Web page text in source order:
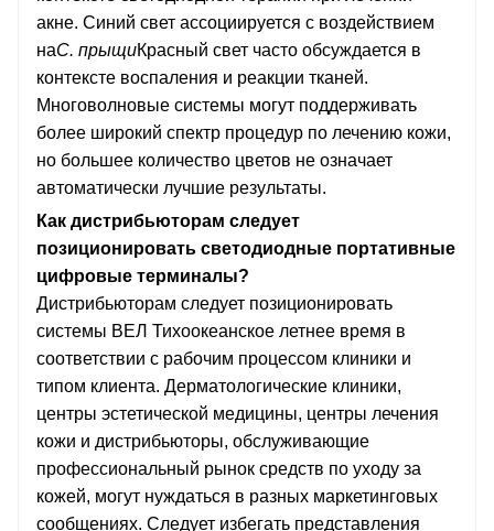
акне. Синий свет ассоциируется с воздействием
наC. прыщиКрасный свет часто обсуждается в
контексте воспаления и реакции тканей.
Многоволновые системы могут поддерживать
более широкий спектр процедур по лечению кожи,
но большее количество цветов не означает
автоматически лучшие результаты.
Как дистрибьюторам следует
позиционировать светодиодные портативные
цифровые терминалы?
Дистрибьюторам следует позиционировать
системы ВЕЛ Тихоокеанское летнее время в
соответствии с рабочим процессом клиники и
типом клиента. Дерматологические клиники,
центры эстетической медицины, центры лечения
кожи и дистрибьюторы, обслуживающие
профессиональный рынок средств по уходу за
кожей, могут нуждаться в разных маркетинговых
сообщениях. Следует избегать представления